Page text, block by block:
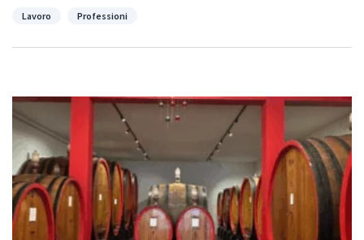
Categorie
Lavoro Professioni